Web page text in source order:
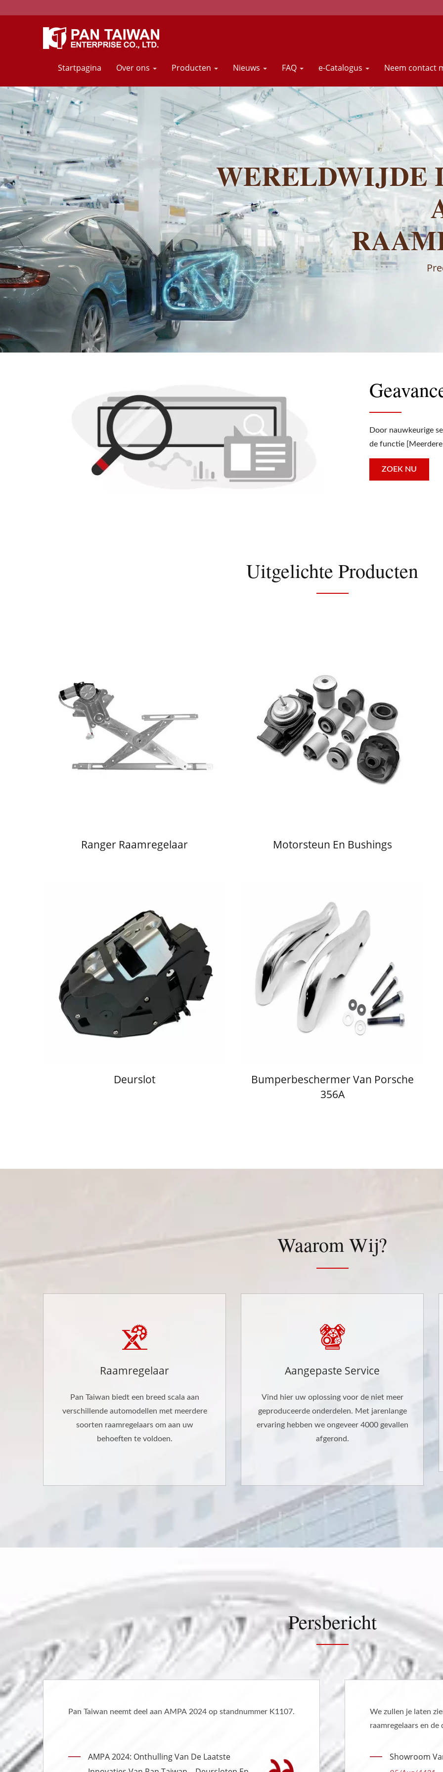
Startpagina Over ons Producten Nieuws FAQ e-Catalogus Neem contact
WERELDWIJDE
Door nauwkeurige
de functie
ZOEK NU
Uitgelichte Producten
Ranger Raamregelaar Motorsteun En Bushings
Deurslot
Bumperbeschermer Van Porsche
356A
Waarom Wij?
Raamregelaar
Pan Taiwan biedt een breed scala aan
verschillende automodellen met meerdere
soorten raamregelaars om aan uw
behoeften te voldoen.
Aangepaste Service
Vind hier uw oplossing voor de niet meer
geproduceerde onderdelen. Met jarenlange
ervaring hebben we ongeveer 4000 gevallen
afgerond.
Persbericht
K1107.
We zullen je laten zien waarom de kwaliteit van onze
Showroom Van Raamregelaar